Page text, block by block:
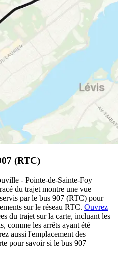
(RTC)
- Pointe-de-Sainte-Foy
du trajet montre une vue
par le bus 907 (RTC) pour
sur le réseau RTC. Ouvrez
du trajet sur la carte, incluant les
comme les arrêts ayant été
aussi l'emplacement des
pour savoir si le bus 907